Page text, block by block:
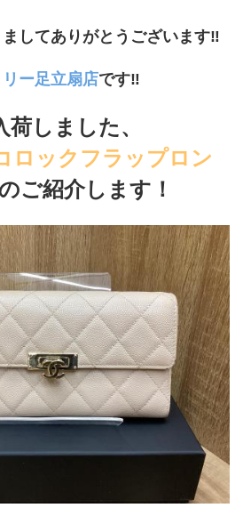
してありがとうございます‼
リー足立扇店です‼
しました、
ロックフラップロン
のご紹介します！